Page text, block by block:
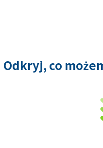
Odkryj, co